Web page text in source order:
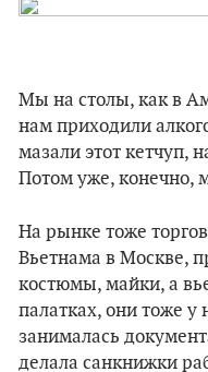
Мы на столы, как в
нам приходили
мазали этот кетчуп,
Потом уже, конечно,
На рынке тоже
Вьетнама в Москве,
костюмы, майки, а
палатках, они тоже у
занималась
делала санкнижки